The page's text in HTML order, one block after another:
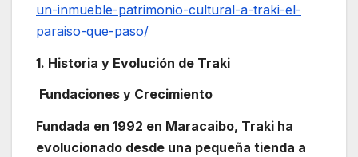
un-inmueble-patrimonio-cultural-a-traki-el-
paraiso-que-paso/
1. Historia y Evolución de Traki
Fundaciones y Crecimiento
Fundada en 1992 en Maracaibo, Traki ha
evolucionado desde una pequeña tienda a